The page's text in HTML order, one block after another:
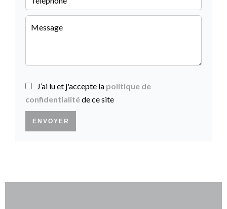
J’ai lu et j'accepte la politique de
confidentialitéde ce site
ENVOYER